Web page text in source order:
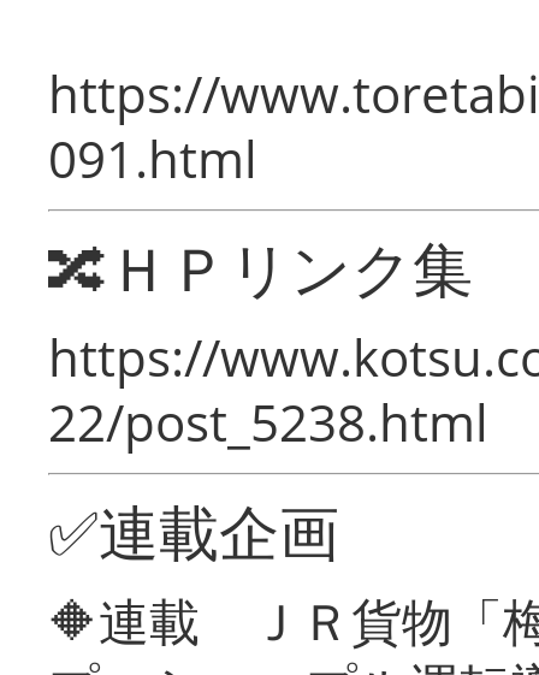
https://
091.html
🔀ＨＰリンク集
https://
22/post_5238.html
✅連載企画
🔶連載 ＪＲ貨物「